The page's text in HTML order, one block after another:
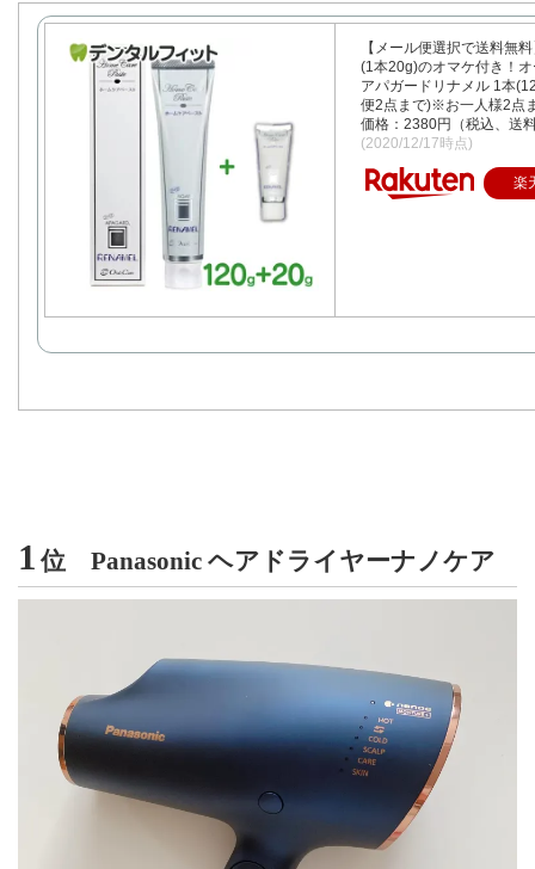
【メール便選択で送料無
(1本20g)のオマケ付き！
アパガードリナメル 1本
便2点まで)※お一人様2点
価格：2380円（税込、送
(2020/12/17時点)
楽
1 位Panasonic ヘアドライヤーナノケア